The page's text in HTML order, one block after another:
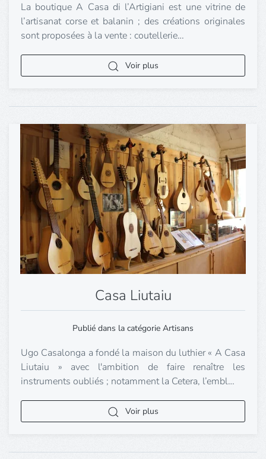
La boutique A Casa di l’Artigiani est une vitrine de
l’artisanat corse et balanin ; des créations originales
sont proposées à la vente : coutellerie…
Voir plus
Casa Liutaiu
Publié dans la catégorie Artisans
Ugo Casalonga a fondé la maison du luthier « A Casa
Liutaiu » avec l'ambition de faire renaître les
instruments oubliés ; notamment la Cetera, l’embl…
Voir plus